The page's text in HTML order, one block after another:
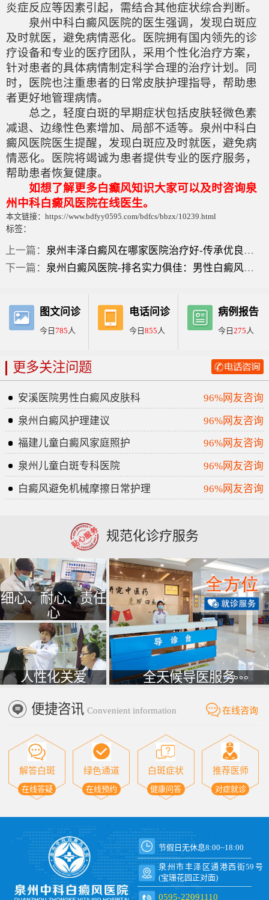
炎症反应等因素引起，需结合其他症状综合判断。
泉州中科白癜风医院的医生强调，发现白斑应
及时就医，避免病情恶化。医院拥有国内领先的诊
疗设备和专业的医疗团队，采用个性化治疗方案，
针对患者的具体病情制定科学合理的治疗计划。同
时，医院也注重患者的日常皮肤护理指导，帮助患
者更好地管理病情。
总之，轻度白斑的早期症状包括皮肤轻微色素
减退、边缘性色素增加、局部不适等。泉州中科白
癜风医院医生提醒，发现白斑应及时就医，避免病
情恶化。医院将竭诚为患者提供专业的医疗服务，
帮助患者恢复健康。
如想了解更多白癫风知识大家可以及时咨询泉
州中科白癜风医院在线医生。
本文链接：https://www.bdfyy0595.com/bdfcs/bbzx/10239.html
标签：
上一篇： 泉州丰泽白癜风在哪家医院治疗好-传承优良医德：头皮上有白癜风什么症状？
下一篇： 泉州白癜风医院-排名实力俱佳：男性白癜风都有哪些症状？
图文问诊
今日785人
电话问诊
今日 855人
病例报告
今日275人
更多关注问题
安溪医院男性白癜风皮肤科
96%网友咨询
泉州白癜风护理建议
96%网友咨询
福建儿童白癜风家庭照护
96%网友咨询
泉州儿童白斑专科医院
96%网友咨询
白癜风避免机械摩擦日常护理
96%网友咨询
规范化诊疗服务
细心、耐心、责任
心
人性化关爱 全天候导医服务
便捷咨讯 Convenient information 在线咨询
解答白斑
在线答疑
绿色通道
在线预约
白斑症状
健康问答
推荐医师
对症就诊
节假日无休息8:00~18:00
泉州市丰泽区通港西街59号
(宝珊花园正对面)
0595-22091110